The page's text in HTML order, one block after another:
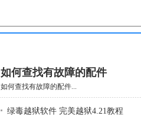
如何查找有故障的配件
如何查找有故障的配件...
绿毒越狱软件 完美越狱4.21教程